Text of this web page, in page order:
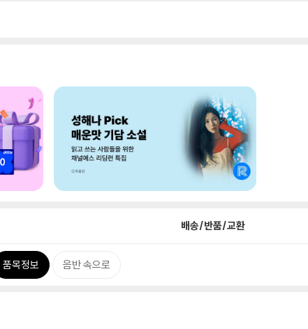
배송/반품/교환
품목정보 음반 속으로